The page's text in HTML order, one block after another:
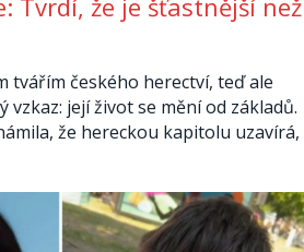
tvářím českého herectví, teď ale
vzkaz: její život se mění od základů.
že hereckou kapitolu uzavírá,